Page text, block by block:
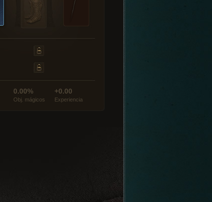
0.00%
Obj. mágicos
+0.00
Experiencia